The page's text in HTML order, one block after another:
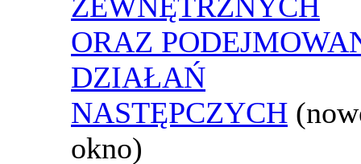
ORAZ
DZIAŁAŃ
NASTĘPCZYCH
okno)